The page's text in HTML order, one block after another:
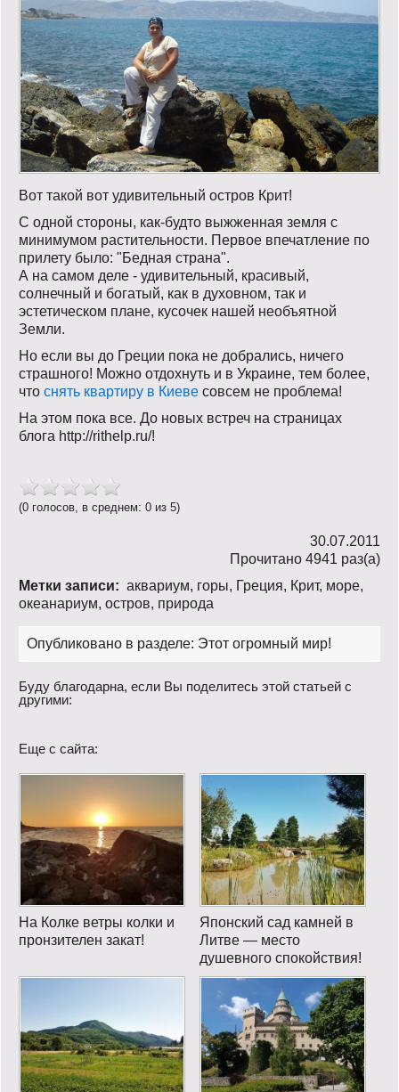
Вот такой вот удивительный остров Крит!
С одной стороны, как-будто выжженная земля с
минимумом растительности. Первое впечатление по
прилету было: "Бедная страна".
А на самом деле - удивительный, красивый,
солнечный и богатый, как в духовном, так и
эстетическом плане, кусочек нашей необъятной
Земли.
Но если вы до Греции пока не добрались, ничего
страшного! Можно отдохнуть и в Украине, тем более,
что снять квартиру в Киеве совсем не проблема!
На этом пока все. До новых встреч на страницах
блога http://rithelp.ru/!
(0 голосов, в среднем: 0 из 5)
30.07.2011
Прочитано 4941 раз(a)
Метки записи: аквариум, горы, Греция, Крит, море,
океанариум, остров, природа
Опубликовано в разделе: Этот огромный мир!
Буду благодарна, если Вы поделитесь этой статьей с
другими:
Еще с сайта:
На Колке ветры колки и
пронзителен закат!
Японский сад камней в
Литве — место
душевного спокойствия!